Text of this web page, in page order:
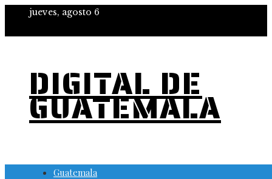
jueves, agosto 6
DIGITAL DE
GUATEMALA
Guatemala